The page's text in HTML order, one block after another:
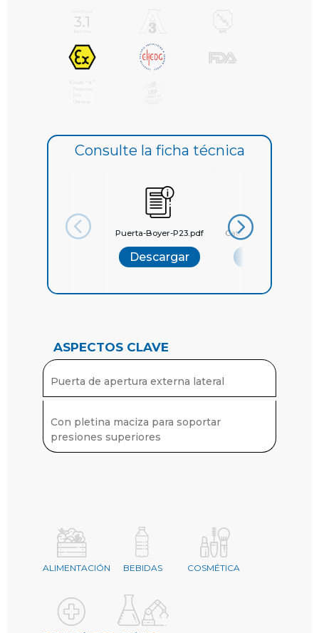
Chapa 2B de 2mm en acero inoxidable
1.4301 / 1.4307 y 1.4404 electropulido.
Accesorios:
Acero inoxidable 1.4301 o 1.4307.
en 1.4401, 1.4404, 1.4305, 1.4301 o 1.4307
Consulte la ficha técnica
Puerta-Boyer-P23.pdf
Descargar
Catálogo General
ASPECTOS CLAVE
Puerta de apertura externa lateral
Con pletina maciza para soportar
presiones superiores
ALIMENTACIÓN BEBIDAS COSMÉTICA